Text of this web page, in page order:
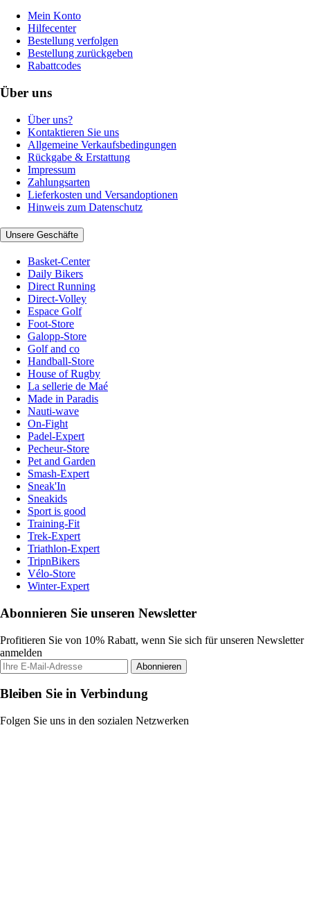
Mein Konto
Hilfecenter
Bestellung verfolgen
Bestellung zurückgeben
Rabattcodes
Über uns
Über uns?
Kontaktieren Sie uns
Allgemeine Verkaufsbedingungen
Rückgabe & Erstattung
Impressum
Zahlungsarten
Lieferkosten und Versandoptionen
Hinweis zum Datenschutz
Unsere Geschäfte
Basket-Center
Daily Bikers
Direct Running
Direct-Volley
Espace Golf
Foot-Store
Galopp-Store
Golf and co
Handball-Store
House of Rugby
La sellerie de Maé
Made in Paradis
Nauti-wave
On-Fight
Padel-Expert
Pecheur-Store
Pet and Garden
Smash-Expert
Sneak'In
Sneakids
Sport is good
Training-Fit
Trek-Expert
Triathlon-Expert
TripnBikers
Vélo-Store
Winter-Expert
Abonnieren Sie unseren Newsletter
Profitieren Sie von 10% Rabatt, wenn Sie sich für unseren Newsletter
anmelden
Abonnieren
Bleiben Sie in Verbindung
Folgen Sie uns in den sozialen Netzwerken